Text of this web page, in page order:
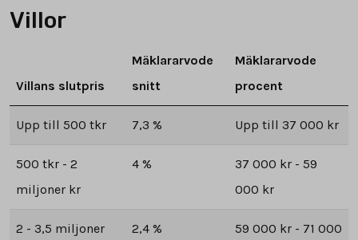
Villor
Villans slutpris
Mäklararvode
snitt
Mäklararvode
procent
Upp till 500 tkr 7,3 % Upp till 37 000 kr
500 tkr - 2
miljoner kr
4 %
37 000 kr - 59
000 kr
2 - 3,5 miljoner
2,4 %
59 000 kr - 71 000